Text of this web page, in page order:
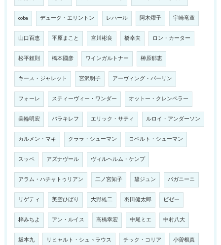
coba デューク・エリントン レハール 阿木燿子 宇崎竜童
山口百恵 平原まこと 宮川彬良 橋幸夫 ロン・カーター
松平頼則 橋本國彦 ワインガルトナー 榊原郁恵
キース・ジャレット 宮沢明子 アーヴィング・バーリン
フォーレ スティーヴィー・ワンダー オットー・クレンペラー
美輪明宏 バラキレフ エリック・サティ ルロイ・アンダーソン
カルメン・マキ クララ・シューマン ロベルト・シューマン
スッペ アズナヴール ヴィルヘルム・ケンプ
アラム・ハチャトゥリアン 二ノ宮知子 黛ジュン パガニーニ
リゲティ 美空ひばり 大野雄二 羽田健太郎 ビゼー
梓みちよ アン・ルイス 高橋幸宏 中尾ミエ 中村八大
坂本九 リヒャルト・シュトラウス チック・コリア 小曽根真